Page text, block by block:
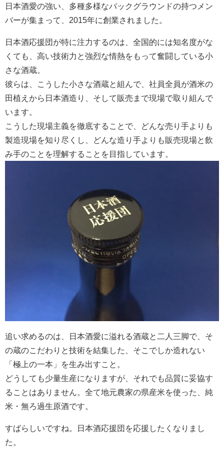
日本酒愛の強い、多種多様なバックグラウンドの持つメン
バーが集まって、2015年に創業されました。
日本酒応援団が特に注力するのは、全国的には知名度がな
くても、高い技術力と強烈な情熱をもって奮闘している小
さな酒蔵。
彼らは、こうした小さな酒蔵と組んで、社員全員が酒米の
田植えから日本酒造り、そして販売まで現場で取り組んで
います。
こうした現場主義を徹底することで、どんな売り手よりも
製造現場を知り尽くし、どんな造り手よりも販売現場と飲
み手のことを理解することを目指しています。
追い求めるのは、日本酒愛に溢れる酒蔵と二人三脚で、そ
の蔵のこだわりと技術を結集した、そこでしか造れない
「極上の一本」を生み出すこと。
どうしても少量生産になりますが、それでも品質に妥協す
ることはありません。全て地元農家の県産米を使った、純
米・無ろ過生原酒です。
すばらしいですね。日本酒応援団を応援したくなりまし
た。